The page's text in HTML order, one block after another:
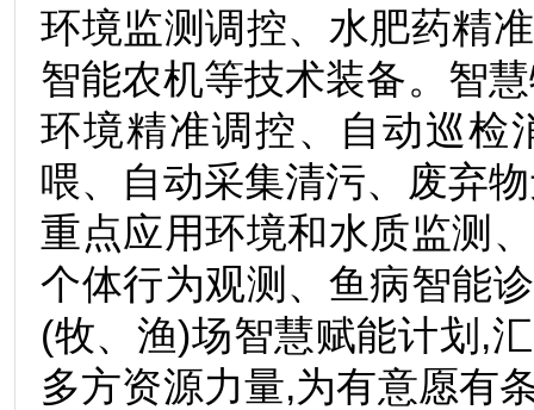
环境监测调控、水肥药精
智能农机等技术装备。智
环境精准调控、自动巡检
喂、自动采集清污、废弃
重点应用环境和水质监测
个体行为观测、鱼病智能
(牧、渔)场智慧赋能计划,
多方资源力量,为有意愿有